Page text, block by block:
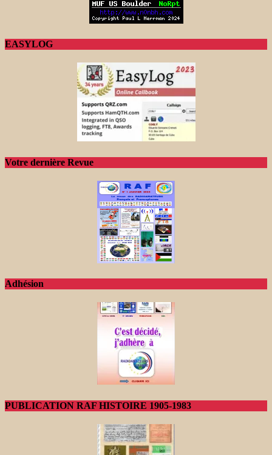
EASYLOG
Votre dernière Revue
Adhésion
PUBLICATION RAF HISTOIRE 1905-1983